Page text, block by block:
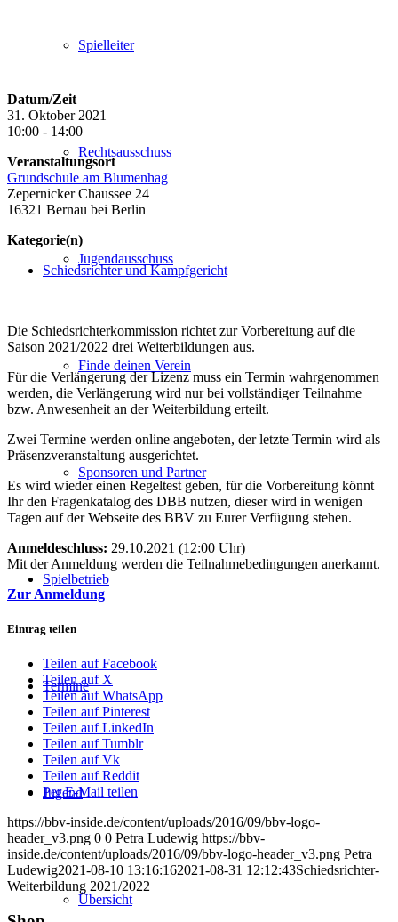
Spielleiter
Rechtsausschuss
Jugendausschuss
Finde deinen Verein
Sponsoren und Partner
Spielbetrieb
Termine
Jugend
Übersicht
Datum/Zeit
31. Oktober 2021
10:00 - 14:00
Veranstaltungsort
Grundschule am Blumenhag
Zepernicker Chaussee 24
16321 Bernau bei Berlin
Kategorie(n)
Schiedsrichter und Kampfgericht
Die Schiedsrichterkommission richtet zur Vorbereitung auf die
Saison 2021/2022 drei Weiterbildungen aus.
Für die Verlängerung der Lizenz muss ein Termin wahrgenommen
werden, die Verlängerung wird nur bei vollständiger Teilnahme
bzw. Anwesenheit an der Weiterbildung erteilt.
Zwei Termine werden online angeboten, der letzte Termin wird als
Präsenzveranstaltung ausgerichtet.
Es wird wieder einen Regeltest geben, für die Vorbereitung könnt
Ihr den Fragenkatalog des DBB nutzen, dieser wird in wenigen
Tagen auf der Webseite des BBV zu Eurer Verfügung stehen.
Anmeldeschluss: 29.10.2021 (12:00 Uhr)
Mit der Anmeldung werden die Teilnahmebedingungen anerkannt.
Zur Anmeldung
Eintrag teilen
Teilen auf Facebook
Teilen auf X
Teilen auf WhatsApp
Teilen auf Pinterest
Teilen auf LinkedIn
Teilen auf Tumblr
Teilen auf Vk
Teilen auf Reddit
Per E-Mail teilen
https://bbv-inside.de/content/uploads/2016/09/bbv-logo-
header_v3.png 0 0 Petra Ludewig https://bbv-
inside.de/content/uploads/2016/09/bbv-logo-header_v3.png Petra
Ludewig2021-08-10 13:16:162021-08-31 12:12:43Schiedsrichter-
Weiterbildung 2021/2022